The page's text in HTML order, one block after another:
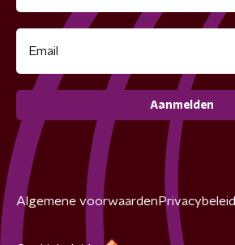
Aanmelden
Algemene voorwaarden Privacybeleid